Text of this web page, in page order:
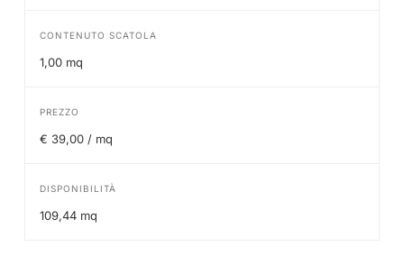
CONTENUTO SCATOLA
1,00 mq
PREZZO
€ 39,00 / mq
DISPONIBILITÀ
109,44 mq